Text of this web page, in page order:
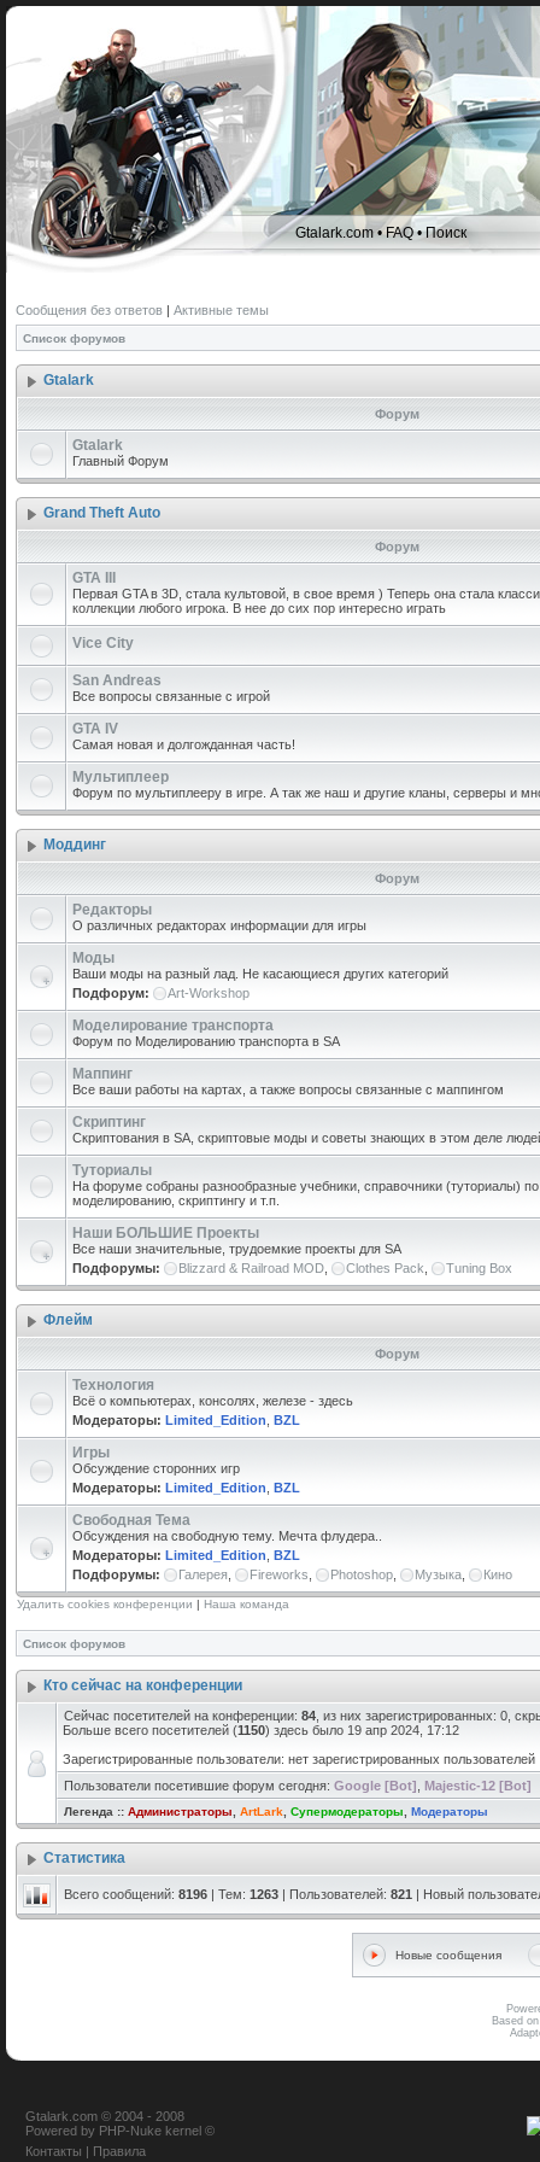
Gtalark.com •FAQ•Поиск
Сообщения без ответов | Активные темы
Список форумов
Gtalark
Форум
Gtalark
Главный Форум
Grand Theft Auto
Форум
GTA III
Первая GTA в 3D, стала культовой, в свое время ) Теперь она стала
коллекции любого игрока. В нее до сих пор интересно играть
Vice City
San Andreas
Все вопросы связанные с игрой
GTA IV
Самая новая и долгожданная часть!
Мультиплеер
Форум по мультиплееру в игре. А так же наш и другие кланы, серверы и
Моддинг
Форум
Редакторы
О различных редакторах информации для игры
Моды
Ваши моды на разный лад. Не касающиеся других категорий
Подфорум:
Art-Workshop
Моделирование транспорта
Форум по Моделированию транспорта в SA
Маппинг
Все ваши работы на картах, а также вопросы связанные с маппингом
Скриптинг
Скриптования в SA, скриптовые моды и советы знающих в этом деле
Туториалы
На форуме собраны разнообразные учебники, справочники (туториалы)
моделированию, скриптингу и т.п.
Наши БОЛЬШИЕ Проекты
Все наши значительные, трудоемкие проекты для SA
Подфорумы:
Blizzard & Railroad MOD Clothes Pack Tuning Box
Флейм
Форум
Технология
Всё о компьютерах, консолях, железе - здесь
Модераторы: Limited_Edition BZL
Игры
Обсуждение сторонних игр
Модераторы: Limited_Edition BZL
Свободная Тема
Обсуждения на свободную тему. Мечта флудера..
Модераторы: Limited_Edition BZL
Подфорумы:
Галерея Fireworks Photoshop Музыка Кино
Удалить cookies конференции | Наша команда
Список форумов
Кто сейчас на конференции
Сейчас посетителей на конференции: 84 , из них зарегистрированных: 0,
Больше всего посетителей (1150) здесь было 19 апр 2024, 17:12
Зарегистрированные пользователи: нет зарегистрированных пользователей
Пользователи посетившие форум сегодня: Google [Bot] Majestic-12 [Bot]
Легенда :: Администраторы ArtLark Супермодераторы Модераторы
Статистика
Всего сообщений: 8196 | Тем: 1263 | Пользователей: 821 | Новый
Новые сообщения
Based
Gtalark.com © 2004 - 2008
Powered by PHP-Nuke kernel ©
Контакты | Правила